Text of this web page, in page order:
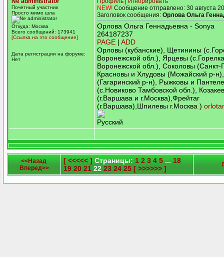
Почетный участник
Просто мимо шла
Откуда: Москва
Всего сообщений: 173941
[Ссылка на это сообщение]
Дата регистрации на форуме:
Нет
NEW! Сообщение отправлено: 30 августа
Заголовок сообщения: Орлова Ольга
Орлова Ольга Геннадьевна - Sonya
264187237
PAGE | ADD
Орловы (кубанские), Щетинины
Воронежской обл.), Ярцевы
Воронежской обл.), Cоколовы (Санкт-
Красновы и Хлудовы (Можайский р-
(Гагаринский р-н), Рыжковы и
(с.Новиково Тамбовской обл.),
(г.Варшава и г.Москва),Фрейтаг
(г.Варшава),Шпилевы г.Москва )
Русский
<<Назад
Вперед>>
[ <<<<< ] Страницы: 1 2 3 4 5 ... 18
19 20 21 22 23 24 25 [ >>>>>> ]